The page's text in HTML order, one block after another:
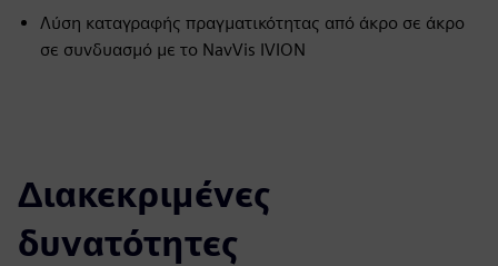
Λύση καταγραφής πραγματικότητας από άκρο σε άκρο
σε συνδυασμό με το NavVis IVION
Διακεκριμένες
δυνατότητες